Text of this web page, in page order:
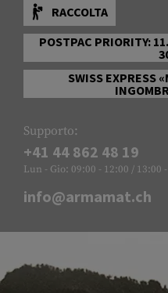
RACCOLTA
POSTPAC PRIORITY:
SWISS EXPRESS
Supporto:
+41 44 862 48 19
Lun - Gio: 09:00 - 12:00 / 13:00
info@armamat.ch